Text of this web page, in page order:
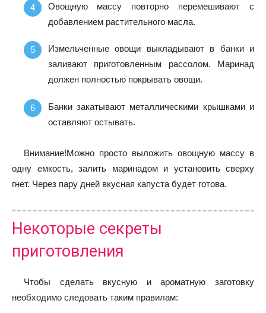
Овощную массу повторно перемешивают с
добавлением растительного масла.
Измельченные овощи выкладывают в банки и
заливают приготовленным рассолом. Маринад
должен полностью покрывать овощи.
Банки закатывают металлическими крышками и
оставляют остывать.
Внимание!Можно просто выложить овощную массу в
одну емкость, залить маринадом и установить сверху
гнет. Через пару дней вкусная капуста будет готова.
Некоторые секреты
приготовления
Чтобы сделать вкусную и ароматную заготовку
необходимо следовать таким правилам: